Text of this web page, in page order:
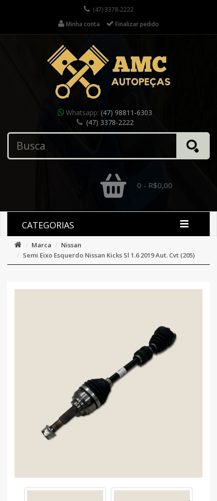
(47) 3378-2222
Minha conta
Finalizar pedido
Whatsapp: (47) 98811-6303
(47) 3378-2222
0 - R$0,00
CATEGORIAS
Marca
Nissan
Semi Eixo Esquerdo Nissan Kicks Sl 1.6 2019 Aut. Cvt (205)